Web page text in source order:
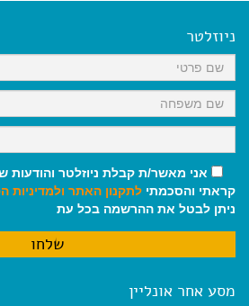
p
m
ניוזלטר
אני מאשר/ת קבלת ניוזלטר והודעות
קראתי והסכמתי לתקנון האתר ולמדיניות
ניתן לבטל את ההרשמה בכל עת
מסע אחר אונליין